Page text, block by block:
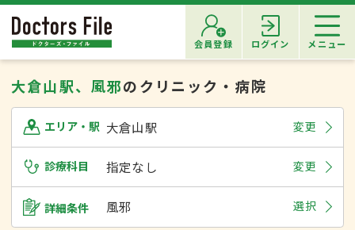
会員登録 ログイン メニュー
大倉山駅、風邪のクリニック・病院
エリア・駅 大倉山駅 変更
診療科目 指定なし 変更
詳細条件 風邪 選択